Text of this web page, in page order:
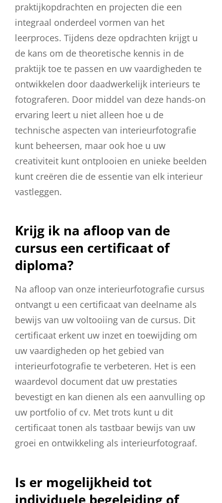
praktijkopdrachten en projecten die een
integraal onderdeel vormen van het
leerproces. Tijdens deze opdrachten krijgt u
de kans om de theoretische kennis in de
praktijk toe te passen en uw vaardigheden te
ontwikkelen door daadwerkelijk interieurs te
fotograferen. Door middel van deze hands-on
ervaring leert u niet alleen hoe u de
technische aspecten van interieurfotografie
kunt beheersen, maar ook hoe u uw
creativiteit kunt ontplooien en unieke beelden
kunt creëren die de essentie van elk interieur
vastleggen.
Krijg ik na afloop van de
cursus een certificaat of
diploma?
Na afloop van onze interieurfotografie cursus
ontvangt u een certificaat van deelname als
bewijs van uw voltooiing van de cursus. Dit
certificaat erkent uw inzet en toewijding om
uw vaardigheden op het gebied van
interieurfotografie te verbeteren. Het is een
waardevol document dat uw prestaties
bevestigt en kan dienen als een aanvulling op
uw portfolio of cv. Met trots kunt u dit
certificaat tonen als tastbaar bewijs van uw
groei en ontwikkeling als interieurfotograaf.
Is er mogelijkheid tot
individuele begeleiding of